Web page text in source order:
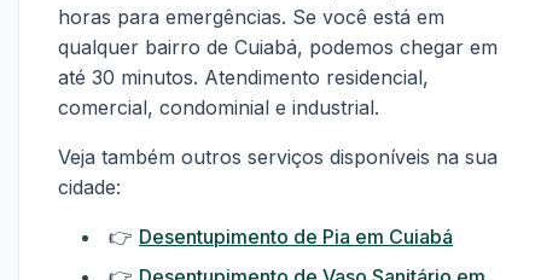
horas para emergências. Se você está em
qualquer bairro de Cuiabá, podemos chegar em
até 30 minutos. Atendimento residencial,
comercial, condominial e industrial.
Veja também outros serviços disponíveis na sua
cidade:
👉 Desentupimento de Pia em Cuiabá